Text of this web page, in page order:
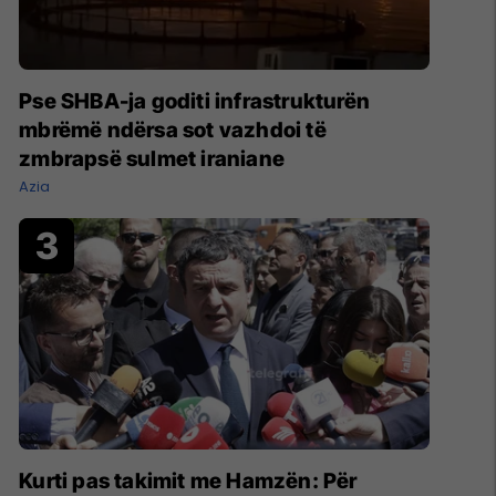
Pse SHBA-ja goditi infrastrukturën
mbrëmë ndërsa sot vazhdoi të
zmbrapsë sulmet iraniane
Azia
Kurti pas takimit me Hamzën: Për